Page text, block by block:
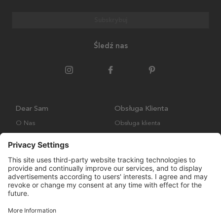
Śledź nas
Dear Sam
O Nas
Obsługa Klienta
Obsługa klienta
Wysyłka i Dostawa